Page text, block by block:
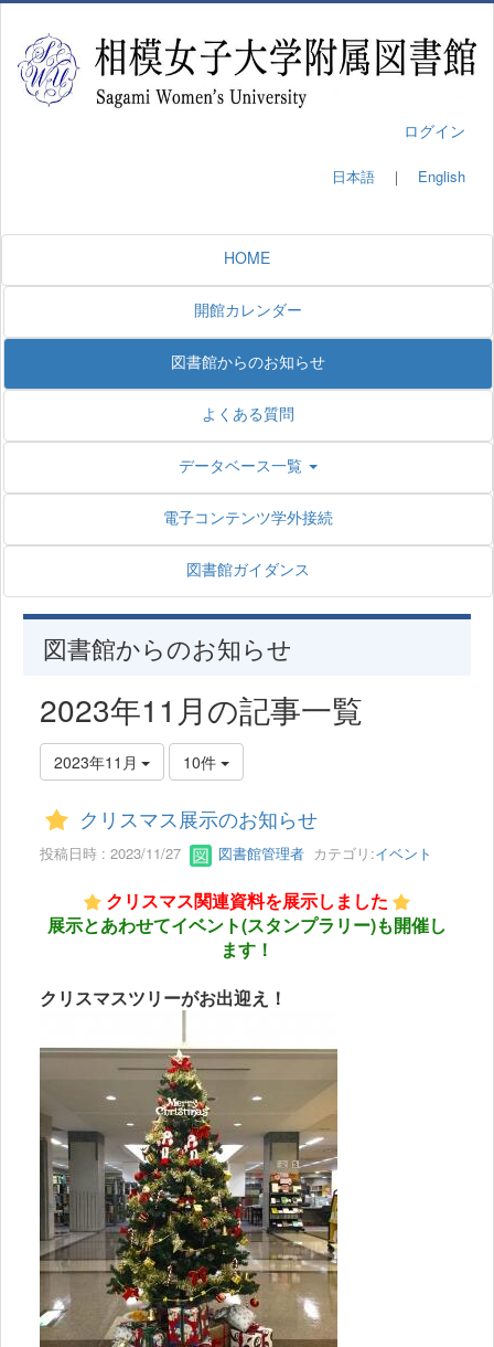
ログイン
日本語 ｜ English
HOME
開館カレンダー
図書館からのお知らせ
よくある質問
データベース一覧
電子コンテンツ学外接続
図書館ガイダンス
図書館からのお知らせ
2023年11月の記事一覧
2023年11月 10件
クリスマス展示のお知らせ
投稿日時 : 2023/11/27 図書館管理者 カテゴリ:イベント
クリスマス関連資料を展示しました
展示とあわせてイベント(スタンプラリー)も開催し
ます！
クリスマスツリーがお出迎え！